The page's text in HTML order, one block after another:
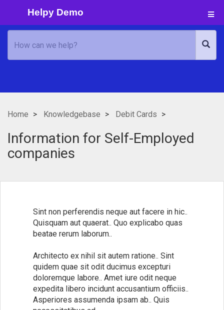
Helpy Demo
Home Knowledgebase Debit Cards
Information for Self-Employed
companies
Sint non perferendis neque aut facere in hic..
Quisquam aut quaerat.. Quo explicabo quas
beatae rerum laborum..
Architecto ex nihil sit autem ratione.. Sint
quidem quae sit odit ducimus excepturi
doloremque labore.. Amet iure odit neque
expedita libero incidunt accusantium officiis..
Asperiores assumenda ipsam ab.. Quis